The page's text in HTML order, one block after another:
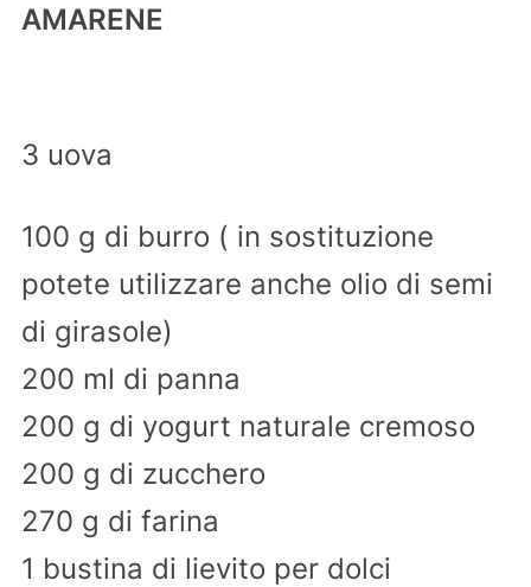
AMARENE
3 uova
100 g di burro ( in sostituzione
potete utilizzare anche olio di semi
di girasole)
200 ml di panna
200 g di yogurt naturale cremoso
200 g di zucchero
270 g di farina
1 bustina di lievito per dolci